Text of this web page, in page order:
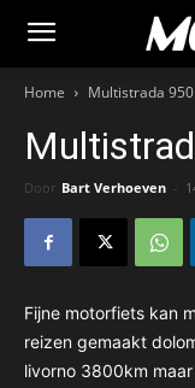
Home Multistrada
Door Bart Verhoeven -
Fijne motorfiets kan
reizen gemaakt
livorno 3800km